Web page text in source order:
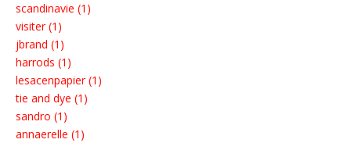
scandinavie (1)
visiter (1)
jbrand (1)
harrods (1)
lesacenpapier (1)
tie and dye (1)
sandro (1)
annaerelle (1)